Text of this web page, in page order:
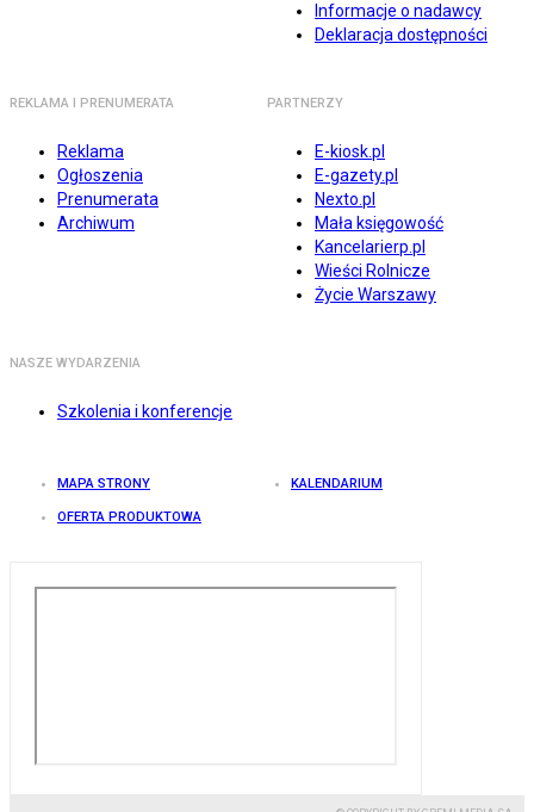
Informacje o nadawcy
Deklaracja dostępności
REKLAMA I PRENUMERATA
Reklama
Ogłoszenia
Prenumerata
Archiwum
PARTNERZY
E-kiosk.pl
E-gazety.pl
Nexto.pl
Mała księgowość
Kancelarierp.pl
Wieści Rolnicze
Życie Warszawy
NASZE WYDARZENIA
Szkolenia i konferencje
MAPA STRONY KALENDARIUM
OFERTA PRODUKTOWA